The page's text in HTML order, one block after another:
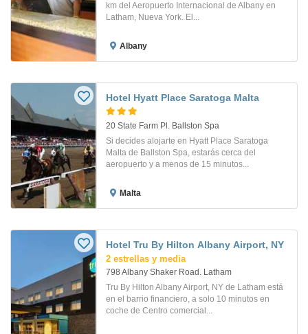
km del Aeropuerto Internacional de Albany en
Latham, Nueva York. El...
Albany
Hotel Hyatt Place Saratoga Malta
20 State Farm Pl. Ballston Spa
Si decides alojarte en Hyatt Place Saratoga
Malta de Ballston Spa, estarás cerca del
aeropuerto y a menos de 15 minutos...
Malta
Hotel Tru By Hilton Albany Airport, NY
2 estrellas y media
798 Albany Shaker Road. Latham
Tru By Hilton Albany Airport, NY de Latham está
en el barrio financiero, a solo 10 minutos en
coche de Centro comercial...